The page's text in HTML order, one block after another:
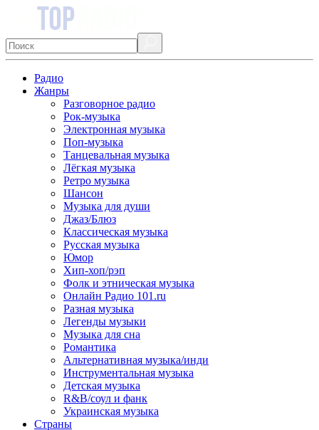
Радио
Жанры
Разговорное радио
Рок-музыка
Электронная музыка
Поп-музыка
Танцевальная музыка
Лёгкая музыка
Ретро музыка
Шансон
Музыка для души
Джаз/Блюз
Классическая музыка
Русская музыка
Юмор
Хип-хоп/рэп
Фолк и этническая музыка
Онлайн Радио 101.ru
Разная музыка
Легенды музыки
Музыка для сна
Романтика
Альтернативная музыка/инди
Инструментальная музыка
Детская музыка
R&B/cоул и фанк
Украинская музыка
Страны